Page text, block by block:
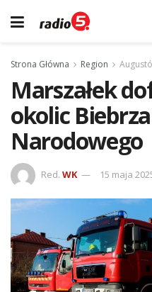
Strona Główna Region
Marszałek
okolic
Narodowego
Red. WK 15 maja